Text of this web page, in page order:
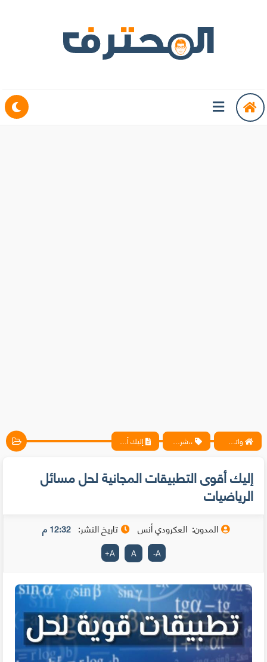
واتس آب ، فيسبوك ، أنترنت ، شروحات تقنية حصرية - المحترف ،،شروحات،تطبيقات إليك أقوى التطبيقات المجانية لحل مسائل الرياضيات
إليك أقوى التطبيقات المجانية لحل مسائل
الرياضيات
المدون: العكرودي أنس تاريخ النشر: 12:32 م
A
-
A
A
+